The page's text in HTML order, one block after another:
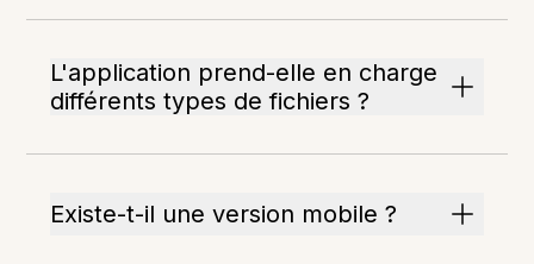
L'application prend-elle en charge
différents types de fichiers ?
Existe-t-il une version mobile ?